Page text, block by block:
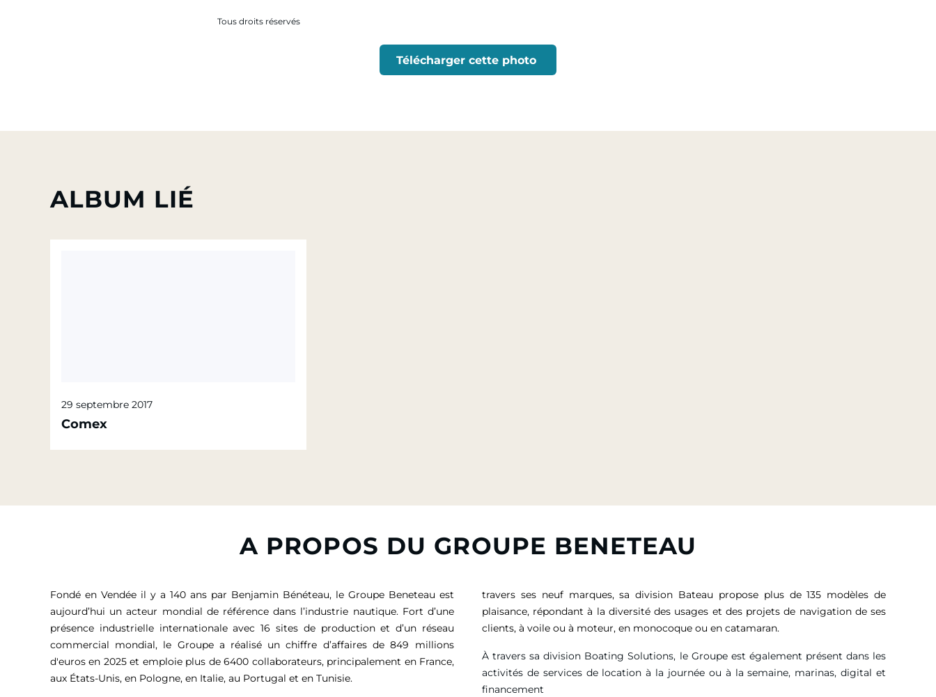
Tous droits réservés
Télécharger cette photo
ALBUM LIÉ
29 septembre 2017
Comex
A PROPOS DU GROUPE BENETEAU
Fondé en Vendée il y a 140 ans par Benjamin Bénéteau, le Groupe Beneteau est
aujourd’hui un acteur mondial de référence dans l’industrie nautique. Fort d’une
présence industrielle internationale avec 16 sites de production et d’un réseau
commercial mondial, le Groupe a réalisé un chiffre d’affaires de 849 millions
d'euros en 2025 et emploie plus de 6400 collaborateurs, principalement en France,
aux États-Unis, en Pologne, en Italie, au Portugal et en Tunisie.
travers ses neuf marques, sa division Bateau propose plus de 135 modèles de
plaisance, répondant à la diversité des usages et des projets de navigation de ses
clients, à voile ou à moteur, en monocoque ou en catamaran.
À travers sa division Boating Solutions, le Groupe est également présent dans les
activités de services de location à la journée ou à la semaine, marinas, digital et
financement